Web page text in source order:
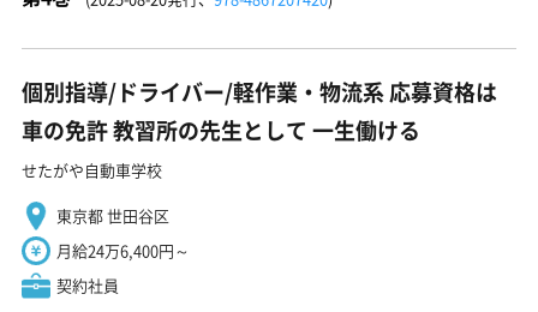
個別指導/ドライバー/軽作業・物流系 応募資格は
車の免許 教習所の先生として 一生働ける
せたがや自動車学校
東京都 世田谷区
月給24万6,400円～
契約社員